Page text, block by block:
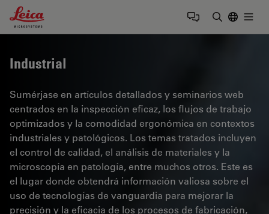
Leica Microsystems Logo
Industrial
Sumérjase en artículos detallados y seminarios web
centrados en la inspección eficaz, los flujos de trabajo
optimizados y la comodidad ergonómica en contextos
industriales y patológicos. Los temas tratados incluyen
el control de calidad, el análisis de materiales y la
microscopía en patología, entre muchos otros. Este es
el lugar donde obtendrá información valiosa sobre el
uso de tecnologías de vanguardia para mejorar la
precisión y la eficacia de los procesos de fabricación,